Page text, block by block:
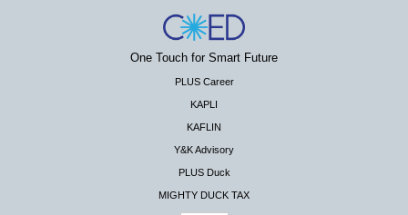
One Touch for Smart Future
PLUS Career
KAPLI
KAFLIN
Y&K Advisory
PLUS Duck
MIGHTY DUCK TAX